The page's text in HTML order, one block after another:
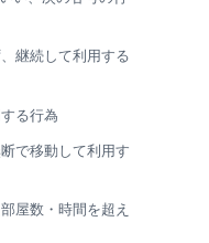
継続して利用する
る行為
で移動して利用す
屋数・時間を超え